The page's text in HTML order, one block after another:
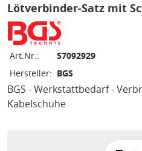
Lötverbinder-Satz mit
Art.Nr.:
S7092929
Hersteller: BGS
BGS - Werkstattbedarf -
Kabelschuhe